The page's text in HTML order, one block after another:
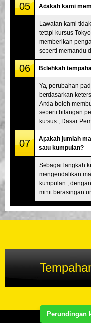
Perundingan
05 Adakah kami
Lawatan kami
tetapi kursus
memberikan
seperti memandu
06 Bolehkah
Ya, perubahan
berdasarkan
Anda boleh
seperti bilangan
kursus., Dasar
07
Apakah jumlah
satu kumpulan?
Sebagai langkah
mengendalikan
kumpulan.,
minit berasingan
Copyright(C)